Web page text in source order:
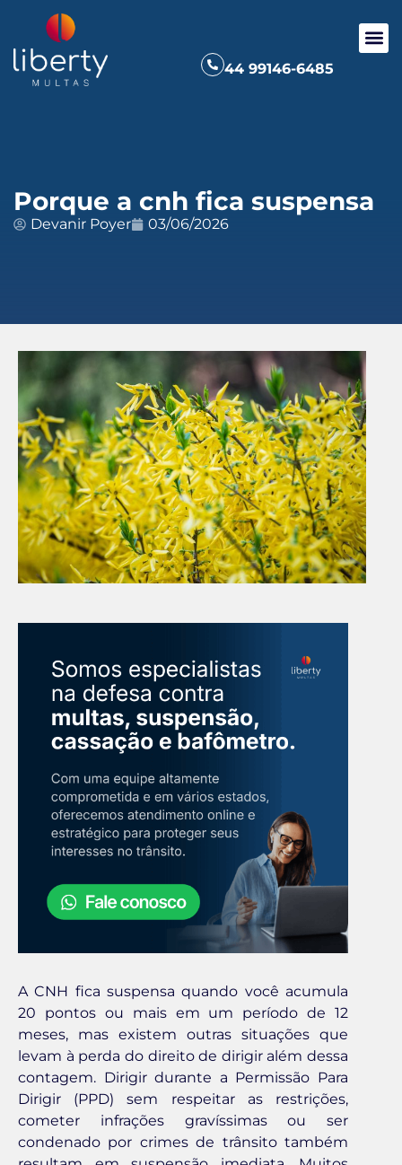
44 99146-6485
Porque a cnh fica suspensa
Devanir Poyer 03/06/2026
A CNH fica suspensa quando você acumula
20 pontos ou mais em um período de 12
meses, mas existem outras situações que
levam à perda do direito de dirigir além dessa
contagem. Dirigir durante a Permissão Para
Dirigir (PPD) sem respeitar as restrições,
cometer infrações gravíssimas ou ser
condenado por crimes de trânsito também